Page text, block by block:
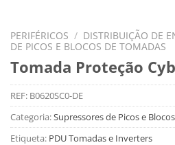
PERIFÉRICOS / DISTRIBUIÇÃO DE
DE PICOS E BLOCOS DE TOMADAS
Tomada Proteção
REF: B0620SC0-DE
Categoria:Supressores de Picos e
Etiqueta: PDU Tomadas e Inverters